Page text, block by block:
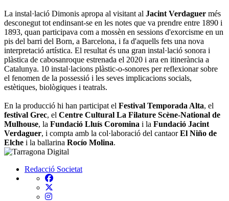
La instal·lació Dimonis apropa al visitant al Jacint Verdaguer més
desconegut tot endinsant-se en les notes que va prendre entre 1890 i
1893, quan participava com a mossèn en sessions d'exorcisme en un
pis del barri del Born, a Barcelona, i fa d'aquells fets una nova
interpretació artística. El resultat és una gran instal·lació sonora i
plàstica de cabosanroque estrenada el 2020 i ara en itinerància a
Catalunya. 10 instal·lacions plàstic-o-sonores per reflexionar sobre
el fenomen de la possessió i les seves implicacions socials,
estètiques, biològiques i teatrals.
En la producció hi han participat el Festival Temporada Alta, el
festival Grec, el Centre Cultural La Filature Scène-National de
Mulhouse, la Fundació Lluís Coromina i la Fundació Jacint
Verdaguer, i compta amb la col·laboració del cantaorEl Niño de
Elche i la ballarina Rocío Molina.
Redacció Societat